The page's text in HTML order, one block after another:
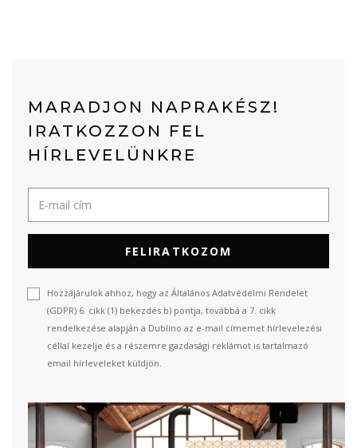
MARADJON NAPRAKÉSZ!
IRATKOZZON FEL
HÍRLEVELÜNKRE
FELIRATKOZOM
Hozzájárulok ahhoz, hogy az Általános Adatvédelmi Rendelet
(GDPR) 6. cikk (1) bekezdés b) pontja, továbbá a 7. cikk
rendelkezése alapján a Dublino az e-mail címemet hírlevelezési
céllal kezelje és a részemre gazdasági reklámot is tartalmazó
email hírleveleket küldjön.